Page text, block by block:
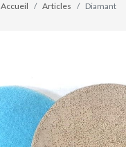
Accueil Articles Diamant